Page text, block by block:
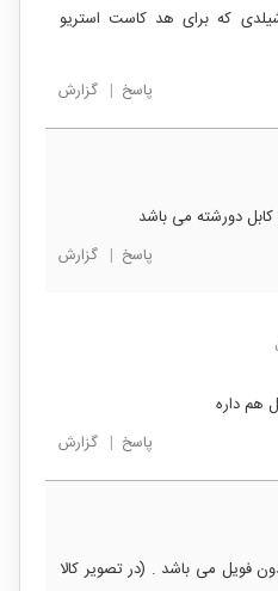
که برای هد کاست استریو
پاسخ | گزارش
کابل دورشته می باشد
پاسخ | گزارش
هم داره
پاسخ | گزارش
فویل می باشد . (در تصویر کالا